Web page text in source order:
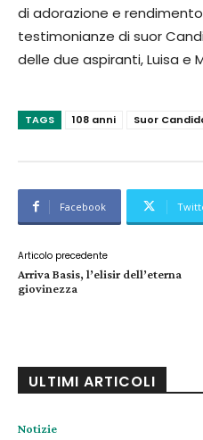
di adorazione e
testimonianze di suor
delle due aspiranti, Luisa e
TAGS 108 anni Suor
Facebook
Articolo precedente
Arriva Basis, l’elisir dell’eterna
giovinezza
ULTIMI ARTICOLI
Notizie